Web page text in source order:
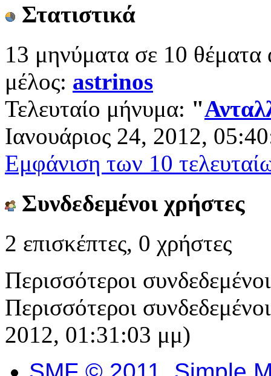
Στατιστικά
13 μηνύματα σε 10 θέματα
μέλος: astrinos
Τελευταίο μήνυμα: "
Ιανουάριος 24, 2012,
Εμφάνιση των 10
Συνδεδεμένοι χρήστες
2 επισκέπτες, 0 χρήστες
Περισσότεροι
Περισσότεροι
2012, 01:31:03 μμ)